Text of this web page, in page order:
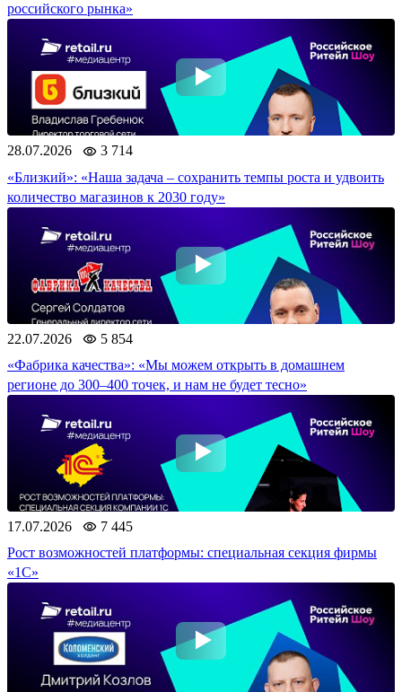
российского рынка»
28.07.2026
3 714
«Близкий»: «Наша задача – сохранить темпы роста и удвоить
количество магазинов к 2030 году»
22.07.2026
5 854
«Фабрика качества»: «Мы можем открыть в домашнем
регионе до 300–400 точек, и нам не будет тесно»
17.07.2026
7 445
Рост возможностей платформы: специальная секция фирмы
«1С»